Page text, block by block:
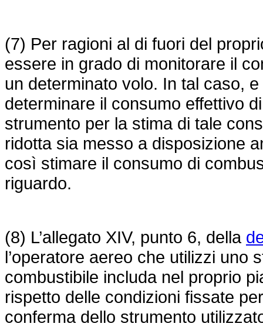
(7) Per ragioni al di fuori del
essere in grado di monitorare il
un determinato volo. In tal caso,
determinare il consumo effettivo
strumento per la stima di tale
ridotta sia messo a disposizione
così stimare il consumo di
riguardo.
(8) L’allegato XIV, punto 6, della
l’operatore aereo che utilizzi uno
combustibile includa nel proprio
rispetto delle condizioni fissate
conferma dello strumento